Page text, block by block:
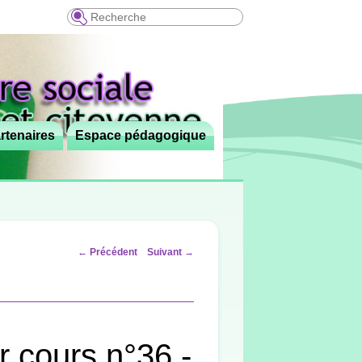
Recherche
Espace pédagogique
Navigation
des
← Précédent Suivant →